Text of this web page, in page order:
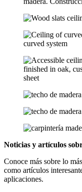
Noticias y artículos
Conoce más sobre lo
como artículos
aplicaciones.